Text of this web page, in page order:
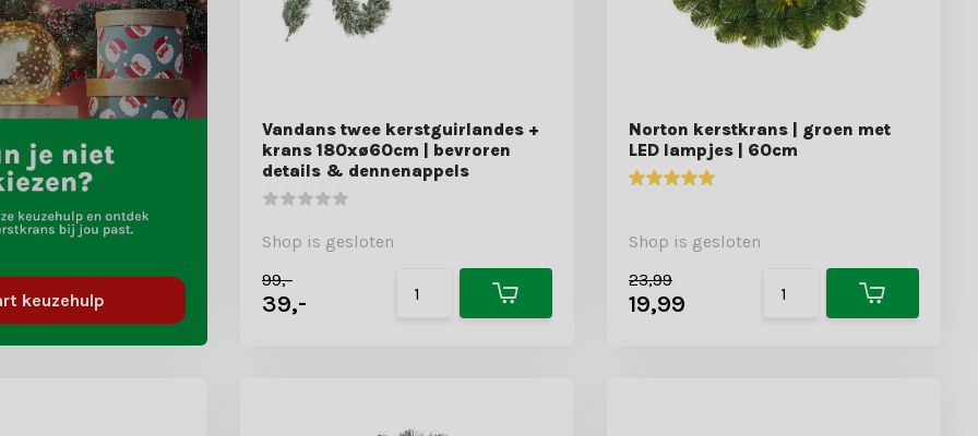
keuzehulp
Vandans twee kerstguirlandes +
krans 180xø60cm | bevroren
details & dennenappels
Shop is gesloten
99,-
39,-
Norton kerstkrans | groen met
LED lampjes | 60cm
Shop is gesloten
23,99
19,99